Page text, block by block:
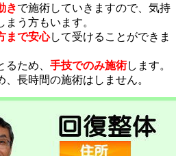
きで施術していきますので、気持
う方もいます。
まで安心して受けることができま
るため、 手技でのみ施術します。
、長時間の施術はしません。